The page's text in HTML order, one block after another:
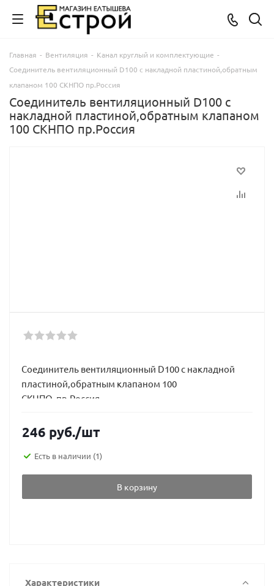
Главная - Вентиляция - Канал круглый и комплектующие -
Соединитель вентиляционный D100 с накладной пластиной,обратным
клапаном 100 СКНПО пр.Россия
Соединитель вентиляционный D100 с
накладной пластиной,обратным клапаном
100 СКНПО пр.Россия
Соединитель вентиляционный D100 с накладной
пластиной,обратным клапаном 100
СКНПО пр.Россия
246 руб./шт
Есть в наличии (1)
В корзину
Характеристики